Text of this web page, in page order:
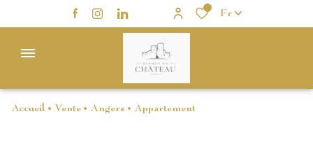
Fr
Accueil Vente Angers Appartement